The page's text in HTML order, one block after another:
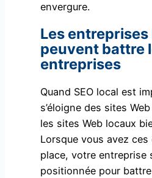
envergure.
Les entreprises
peuvent battre
entreprises
Quand SEO local est
s’éloigne des sites
les sites Web locaux
Lorsque vous avez ces
place, votre entreprise
positionnée pour